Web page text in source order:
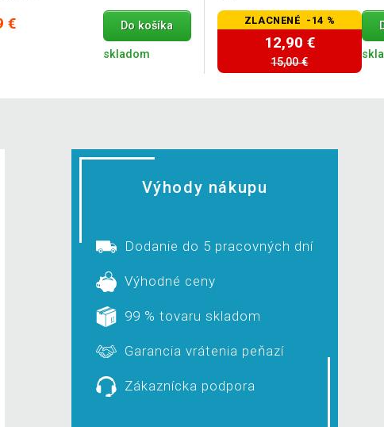
€ Do košíka
skladom
ZLACNENÉ -14 %
12,90 €
15,00 €
Výhody nákupu
Dodanie do 5 pracovných dní
Výhodné ceny
99 % tovaru skladom
Garancia vrátenia peňazí
Zákaznícka podpora